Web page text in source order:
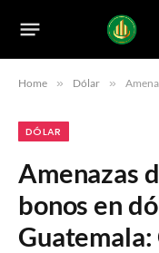
Home » Dólar »
DÓLAR
Amenazas
bonos en